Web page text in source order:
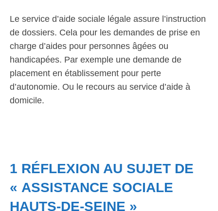
Le service d’aide sociale légale assure l’instruction
de dossiers. Cela pour les demandes de prise en
charge d’aides pour personnes âgées ou
handicapées. Par exemple une demande de
placement en établissement pour perte
d’autonomie. Ou le recours au service d’aide à
domicile.
1 RÉFLEXION AU SUJET DE
« ASSISTANCE SOCIALE
HAUTS-DE-SEINE »